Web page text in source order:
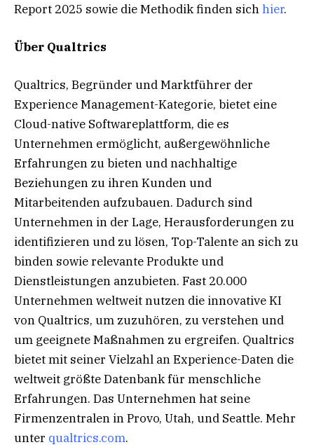
Report 2025 sowie die Methodik finden sichhier.
Über Qualtrics
Qualtrics, Begründer und Marktführer der
Experience Management-Kategorie, bietet eine
Cloud-native Softwareplattform, die es
Unternehmen ermöglicht, außergewöhnliche
Erfahrungen zu bieten und nachhaltige
Beziehungen zu ihren Kunden und
Mitarbeitenden aufzubauen. Dadurch sind
Unternehmen in der Lage, Herausforderungen zu
identifizieren und zu lösen, Top-Talente an sich zu
binden sowie relevante Produkte und
Dienstleistungen anzubieten. Fast 20.000
Unternehmen weltweit nutzen die innovative KI
von Qualtrics, um zuzuhören, zu verstehen und
um geeignete Maßnahmen zu ergreifen. Qualtrics
bietet mit seiner Vielzahl an Experience-Daten die
weltweit größte Datenbank für menschliche
Erfahrungen. Das Unternehmen hat seine
Firmenzentralen in Provo, Utah, und Seattle. Mehr
unter qualtrics.com.